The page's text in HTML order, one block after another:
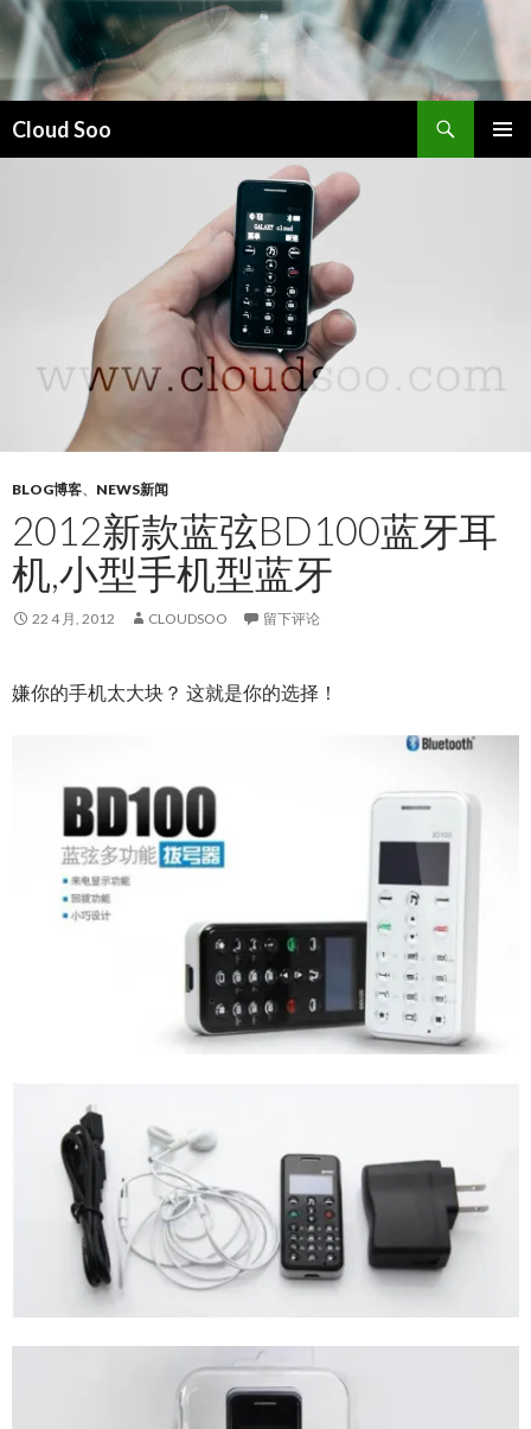
Cloud Soo
索
BLOG博客、 NEWS新闻
2012新款蓝弦BD100蓝牙耳
机,小型手机型蓝牙
22 4 月, 2012 CLOUDSOO 留下评论
嫌你的手机太大块？ 这就是你的选择！